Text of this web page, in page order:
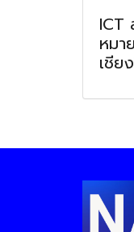
ICT
หมา
เชีย